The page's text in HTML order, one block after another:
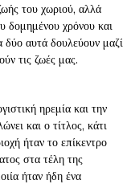
του χωριού, αλλά
δομημένου χρόνου και
δύο αυτά δουλεύουν μαζί
τις ζωές μας.
ηρεμία και την
και ο τίτλος, κάτι
ήταν το επίκεντρο
στα τέλη της
ήταν ήδη ένα